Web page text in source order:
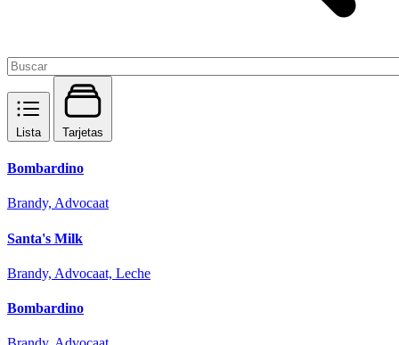
Lista Tarjetas
Bombardino
Brandy, Advocaat
Santa's Milk
Brandy, Advocaat, Leche
Bombardino